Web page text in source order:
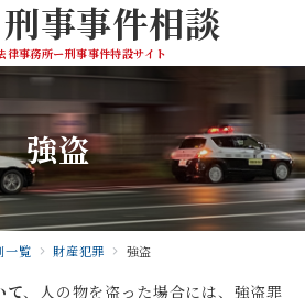
事事件相談
律事務所ー刑事事件特設サイト
強盗
一覧 財産犯罪 強盗
て、人の物を盗った場合には、強盗罪